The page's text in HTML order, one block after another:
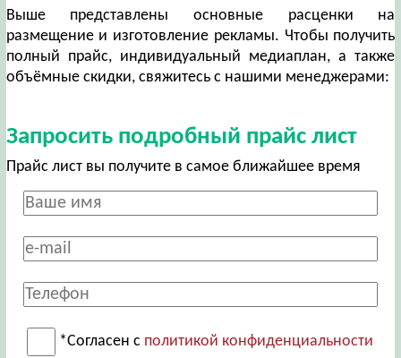
Выше представлены основные расценки на
размещение и изготовление рекламы. Чтобы получить
полный прайс, индивидуальный медиаплан, а также
объёмные скидки, свяжитесь с нашими менеджерами:
Запросить подробный прайс лист
Прайс лист вы получите в самое ближайшее время
*Согласен с политикой конфиденциальности